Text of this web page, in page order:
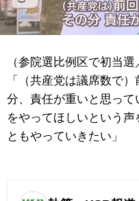
（参院選比例区で初当
「（共産党は議席数で
分、責任が重いと思っ
をやってほしいという
ともやっていきたい」